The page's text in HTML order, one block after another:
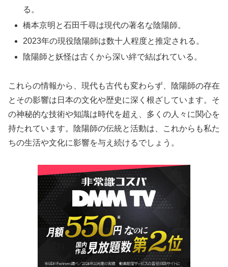
る。
橋本京明と石田千尋は現代の著名な陰陽師。
2023年の現役陰陽師は数十人程度と推定される。
陰陽師と妖怪は古くから深い絆で結ばれている。
これらの情報から、現代も古代も変わらず、陰陽師の存在
とその影響は日本の文化や歴史に深く根ざしています。そ
の神秘的な技術や知識は時代を超え、多くの人々に関心を
持たれています。陰陽師の伝統と活動は、これからも私た
ちの生活や文化に影響を与え続けるでしょう。